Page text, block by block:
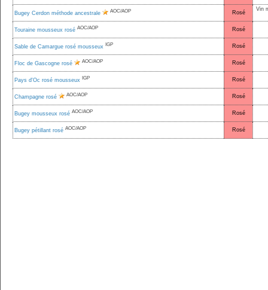
Bugey Cerdon méthode ancestrale AOC/AOP Rosé
Vin
Touraine mousseux rosé AOC/AOP Rosé
Sable de Camargue rosé mousseux IGP Rosé
Floc de Gascogne rosé AOC/AOP Rosé
Pays d'Oc rosé mousseux IGP Rosé
Champagne rosé AOC/AOP Rosé
Bugey mousseux rosé AOC/AOP Rosé
Bugey pétillant rosé AOC/AOP Rosé